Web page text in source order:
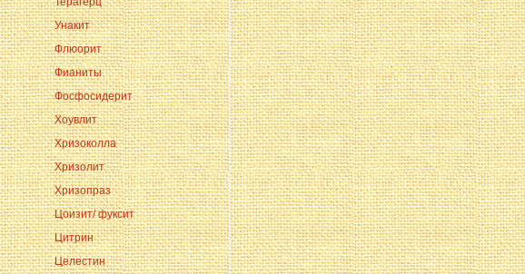
Унакит
Флюорит
Фианиты
Фосфосидерит
Хоувлит
Хризоколла
Хризолит
Хризопраз
Цоизит/ фуксит
Цитрин
Целестин